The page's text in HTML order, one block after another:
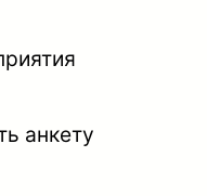
анкету